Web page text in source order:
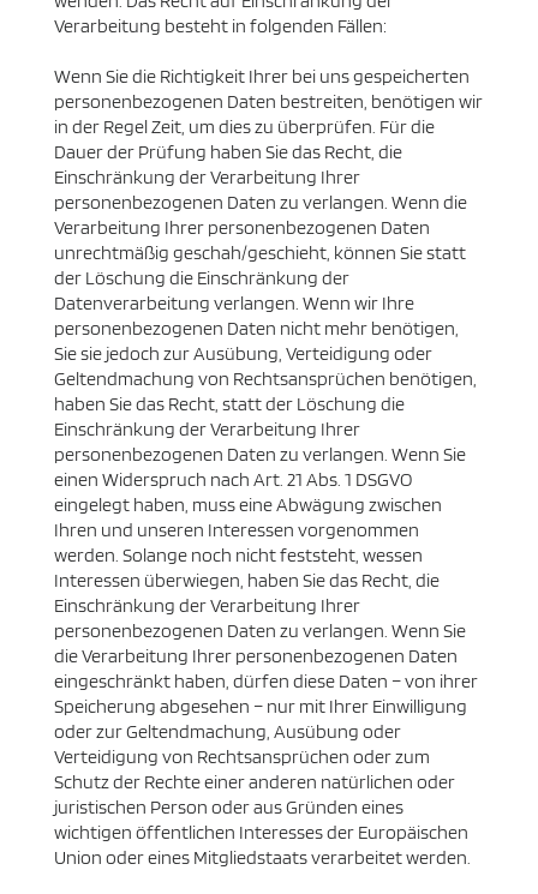
Verarbeitung besteht in folgenden Fällen:
Wenn Sie die Richtigkeit Ihrer bei uns gespeicherten
personenbezogenen Daten bestreiten, benötigen wir
in der Regel Zeit, um dies zu überprüfen. Für die
Dauer der Prüfung haben Sie das Recht, die
Einschränkung der Verarbeitung Ihrer
personenbezogenen Daten zu verlangen. Wenn die
Verarbeitung Ihrer personenbezogenen Daten
unrechtmäßig geschah/geschieht, können Sie statt
der Löschung die Einschränkung der
Datenverarbeitung verlangen. Wenn wir Ihre
personenbezogenen Daten nicht mehr benötigen,
Sie sie jedoch zur Ausübung, Verteidigung oder
Geltendmachung von Rechtsansprüchen benötigen,
haben Sie das Recht, statt der Löschung die
Einschränkung der Verarbeitung Ihrer
personenbezogenen Daten zu verlangen. Wenn Sie
einen Widerspruch nach Art. 21 Abs. 1 DSGVO
eingelegt haben, muss eine Abwägung zwischen
Ihren und unseren Interessen vorgenommen
werden. Solange noch nicht feststeht, wessen
Interessen überwiegen, haben Sie das Recht, die
Einschränkung der Verarbeitung Ihrer
personenbezogenen Daten zu verlangen. Wenn Sie
die Verarbeitung Ihrer personenbezogenen Daten
eingeschränkt haben, dürfen diese Daten – von ihrer
Speicherung abgesehen – nur mit Ihrer Einwilligung
oder zur Geltendmachung, Ausübung oder
Verteidigung von Rechtsansprüchen oder zum
Schutz der Rechte einer anderen natürlichen oder
juristischen Person oder aus Gründen eines
wichtigen öffentlichen Interesses der Europäischen
Union oder eines Mitgliedstaats verarbeitet werden.